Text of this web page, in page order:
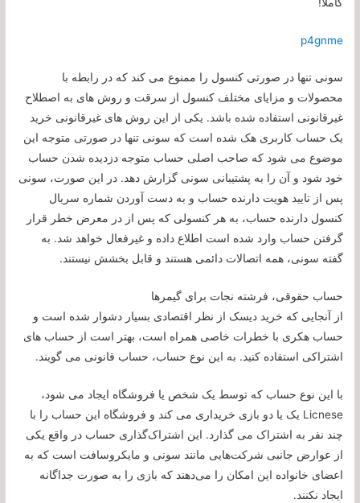
p4gnme
سونی تنها در صورتی کنسول را ممنوع می کند که در رابطه با
محصولات و مزایای مختلف کنسول از سرقت و روش های به اصطلاح
غیرقانونی استفاده شده باشد. یکی از این روش های غیرقانونی خرید
یک حساب کاربری هک شده است که سونی تنها در صورتی متوجه این
موضوع می شود که صاحب اصلی حساب متوجه دزدیده شدن حساب
خود شود و آن را به پشتیبانی سونی گزارش دهد. در این صورت، سونی
پس از تایید هویت دارنده حساب و به دست آوردن شماره سریال
کنسول دارنده حساب، به هر کنسولی که پس از در معرض خطر قرار
گرفتن حساب وارد شده است اطلاع داده و غیرفعال خواهد شد. به
گفته سونی، همه اتصالات دائمی هستند و قابل بخشش نیستند.
حساب حقوقی، فرشته نجات برای گیمرها
از آنجایی که خرید دیسک از نظر اقتصادی بسیار دشوار شده است و
حساب هکری با خطرات خاصی همراه است، بهتر است از حساب های
اشتراکی استفاده کنید. به این نوع حساب، حساب قانونی می گویند.
با این نوع حساب که توسط یک شخص یا فروشگاه ایجاد می شود،
Licnese یک یا دو بازی خریداری می کند و فروشگاه این حساب را با
چند نفر به اشتراک می گذارد. این اشتراک‌گذاری حساب در واقع یکی
از عوارض جانبی شرکت‌هایی مانند سونی و مایکروسافت است که به
اعضای خانواده این امکان را می‌دهند که بازی را به صورت جداگانه
ایجاد نکنند.